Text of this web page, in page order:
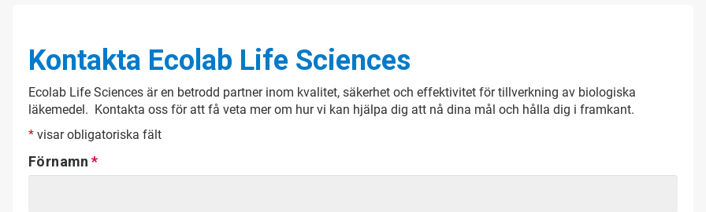
Kontakta Ecolab Life Sciences
Ecolab Life Sciences är en betrodd partner inom kvalitet, säkerhet och effektivitet för tillverkning av biologiska
läkemedel. Kontakta oss för att få veta mer om hur vi kan hjälpa dig att nå dina mål och hålla dig i framkant.
*visar obligatoriska fält
Förnamn